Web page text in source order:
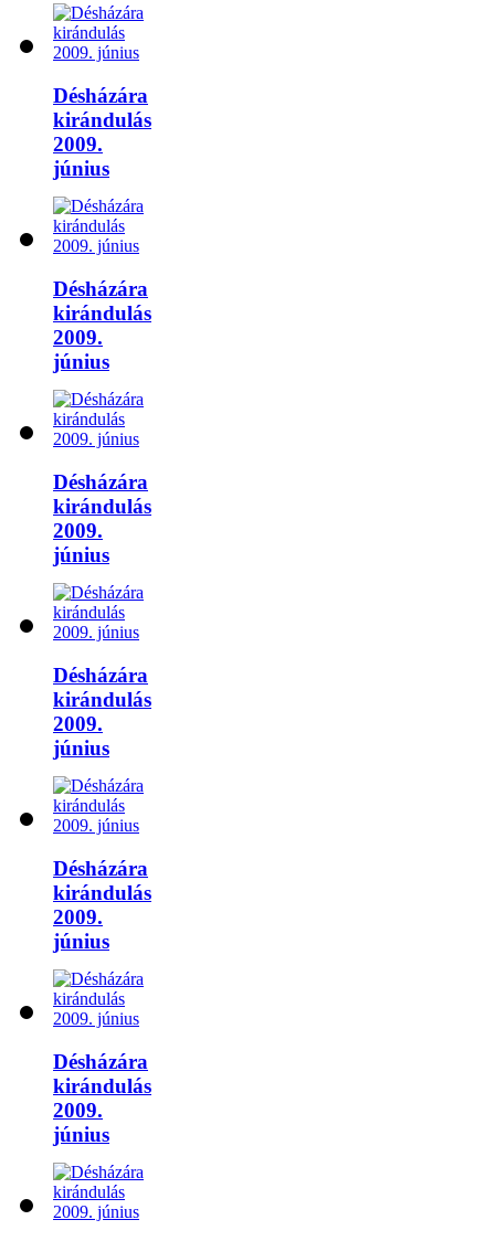
Désházára
kirándulás
2009.
június
Désházára
kirándulás
2009.
június
Désházára
kirándulás
2009.
június
Désházára
kirándulás
2009.
június
Désházára
kirándulás
2009.
június
Désházára
kirándulás
2009.
június